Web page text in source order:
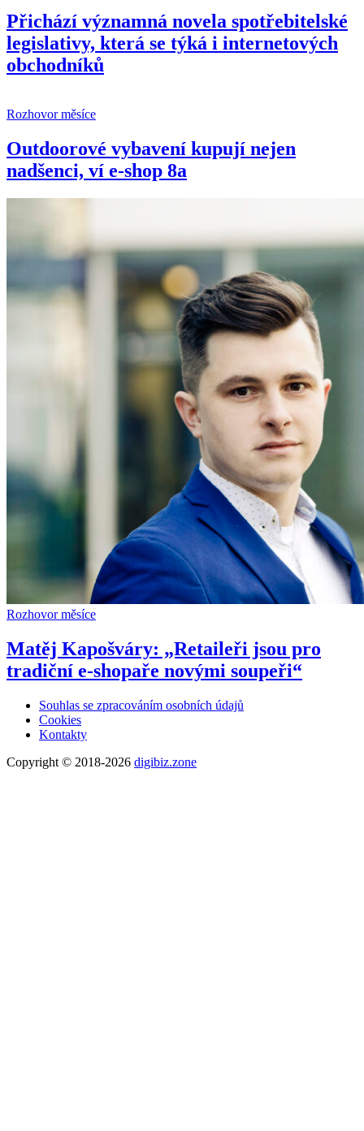
Přichází významná novela spotřebitelské
legislativy, která se týká i internetových
obchodníků
Rozhovor měsíce
Outdoorové vybavení kupují nejen
nadšenci, ví e-shop 8a
Rozhovor měsíce
Matěj Kapošváry: „Retaileři jsou pro
tradiční e-shopaře novými soupeři“
Souhlas se zpracováním osobních údajů
Cookies
Kontakty
Copyright © 2018-2026 digibiz.zone